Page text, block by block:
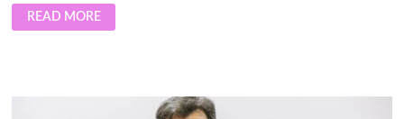
MIGUEL
CABALLERO
READ MORE